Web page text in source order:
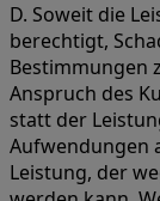
D. Soweit die
berechtigt,
Bestimmungen
Anspruch des
statt der
Aufwendungen
Leistung, der